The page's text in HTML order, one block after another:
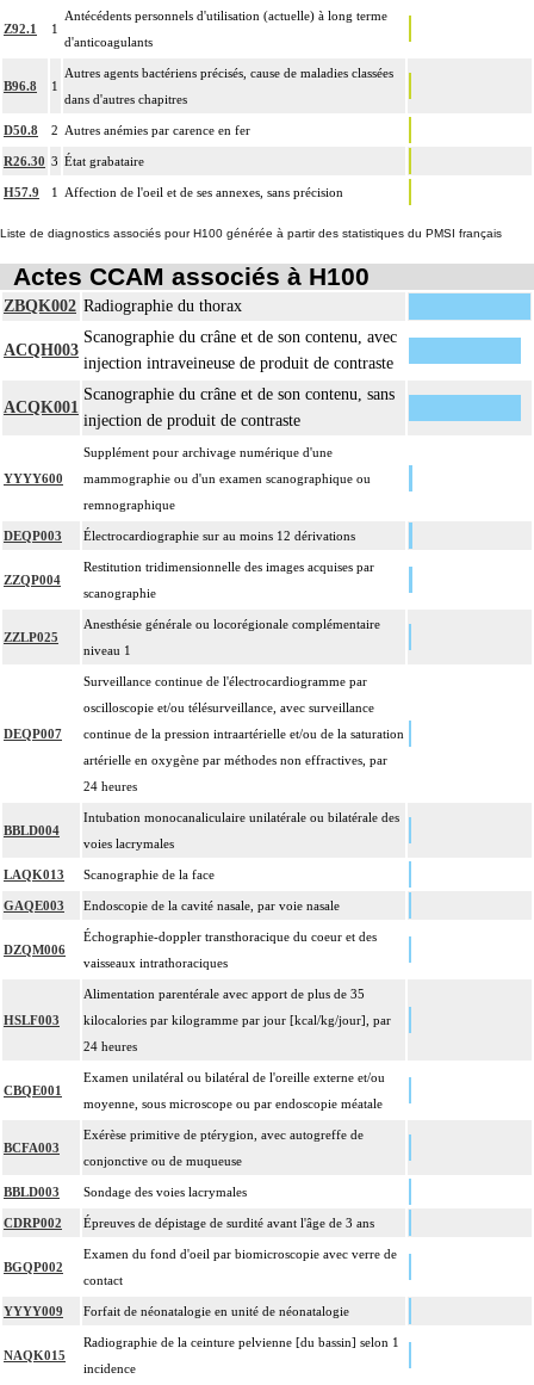
Z92.1 1
Antécédents personnels d'utilisation (actuelle) à long terme
d'anticoagulants
B96.8 1
Autres agents bactériens précisés, cause de maladies classées
dans d'autres chapitres
D50.8 2 Autres anémies par carence en fer
R26.30 3 État grabataire
H57.9 1 Affection de l'oeil et de ses annexes, sans précision
Liste de diagnostics associés pour H100 générée à partir des statistiques du PMSI français
Actes CCAM associés à H100
ZBQK002 Radiographie du thorax
ACQH003
Scanographie du crâne et de son contenu, avec
injection intraveineuse de produit de contraste
ACQK001
Scanographie du crâne et de son contenu, sans
injection de produit de contraste
YYYY600
Supplément pour archivage numérique d'une
mammographie ou d'un examen scanographique ou
remnographique
DEQP003 Électrocardiographie sur au moins 12 dérivations
ZZQP004
Restitution tridimensionnelle des images acquises par
scanographie
ZZLP025
Anesthésie générale ou locorégionale complémentaire
niveau 1
DEQP007
Surveillance continue de l'électrocardiogramme par
oscilloscopie et/ou télésurveillance, avec surveillance
continue de la pression intraartérielle et/ou de la saturation
artérielle en oxygène par méthodes non effractives, par
24 heures
BBLD004
Intubation monocanaliculaire unilatérale ou bilatérale des
voies lacrymales
LAQK013 Scanographie de la face
GAQE003 Endoscopie de la cavité nasale, par voie nasale
DZQM006
Échographie-doppler transthoracique du coeur et des
vaisseaux intrathoraciques
HSLF003
Alimentation parentérale avec apport de plus de 35
kilocalories par kilogramme par jour [kcal/kg/jour], par
24 heures
CBQE001
Examen unilatéral ou bilatéral de l'oreille externe et/ou
moyenne, sous microscope ou par endoscopie méatale
BCFA003
Exérèse primitive de ptérygion, avec autogreffe de
conjonctive ou de muqueuse
BBLD003 Sondage des voies lacrymales
CDRP002 Épreuves de dépistage de surdité avant l'âge de 3 ans
BGQP002
Examen du fond d'oeil par biomicroscopie avec verre de
contact
YYYY009 Forfait de néonatalogie en unité de néonatalogie
NAQK015
Radiographie de la ceinture pelvienne [du bassin] selon 1
incidence